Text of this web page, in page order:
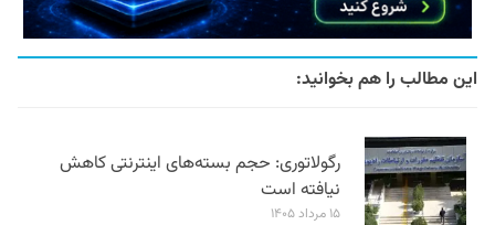
این مطالب را هم بخوانید:
رگولاتوری: حجم بسته‌های اینترنتی کاهش
نیافته است
۱۵ مرداد ۱۴۰۵